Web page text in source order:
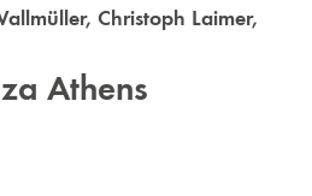
,Christoph Laimer,
Athens